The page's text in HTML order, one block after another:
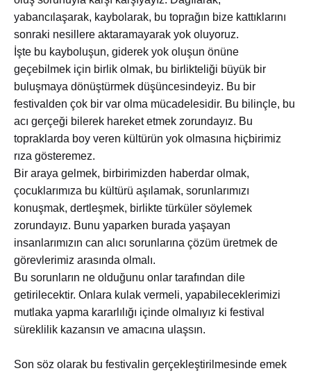
yabancılaşarak, kaybolarak, bu toprağın bize kattıklarını
sonraki nesillere aktaramayarak yok oluyoruz.
İşte bu kayboluşun, giderek yok oluşun önüne
geçebilmek için birlik olmak, bu birlikteliği büyük bir
buluşmaya dönüştürmek düşüncesindeyiz. Bu bir
festivalden çok bir var olma mücadelesidir. Bu bilinçle, bu
acı gerçeği bilerek hareket etmek zorundayız. Bu
topraklarda boy veren kültürün yok olmasına hiçbirimiz
rıza gösteremez.
Bir araya gelmek, birbirimizden haberdar olmak,
çocuklarımıza bu kültürü aşılamak, sorunlarımızı
konuşmak, dertleşmek, birlikte türküler söylemek
zorundayız. Bunu yaparken burada yaşayan
insanlarımızın can alıcı sorunlarına çözüm üretmek de
görevlerimiz arasında olmalı.
Bu sorunların ne olduğunu onlar tarafından dile
getirilecektir. Onlara kulak vermeli, yapabileceklerimizi
mutlaka yapma kararlılığı içinde olmalıyız ki festival
süreklilik kazansın ve amacına ulaşsın.
Son söz olarak bu festivalin gerçekleştirilmesinde emek